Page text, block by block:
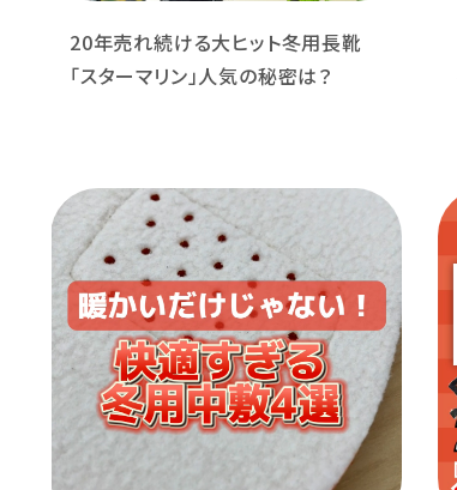
20年売れ続ける大ヒット冬用長靴
「スターマリン」人気の秘密は？